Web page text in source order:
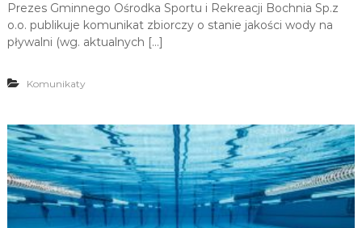
Prezes Gminnego Ośrodka Sportu i Rekreacji Bochnia Sp.z
o.o. publikuje komunikat zbiorczy o stanie jakości wody na
pływalni (wg. aktualnych […]
Komunikaty